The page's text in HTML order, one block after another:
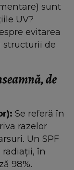
sunt
UV?
evitarea
structurii de
de
Se referă în
razelor
Un SPF
radiații, în
98%.